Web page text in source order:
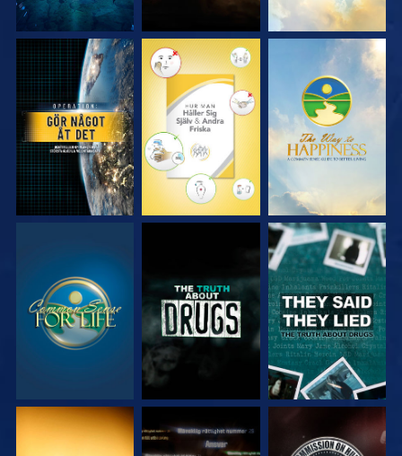
TITTA TITTA TITTA
TITTA TITTA TITTA